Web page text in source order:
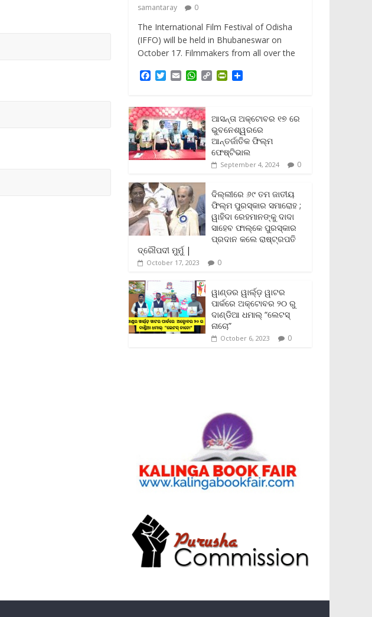
samantaray
0
The International Film Festival of Odisha
(IFFO) will be held in Bhubaneswar on
October 17. Filmmakers from all over the
e
b
o
o
k
T
t
t
e
r
E
i
l
W
t
s
A
p
p
C
L
i
n
k
P
t
F
r
i
e
n
l
y
e
ଆସନ୍ତା ଅକ୍ଟୋବର ୧୭ ରେ
ଭୁବନେଶ୍ୱରରେ
ଆନ୍ତର୍ଜାତିକ ଫିଲ୍ମ
ଫେଷ୍ଟିଭାଲ
September 4, 2024 0
ଦିଲ୍ଲୀରେ ୬୯ ତମ ଜାତୀୟ
ଫିଲ୍ମ ପୁରସ୍କାର ସମାରୋହ ;
ୱାହିଦା ରେହମାନଙ୍କୁ ଦାଦା
ସାହେବ ଫାଲ୍‌କେ ପୁରସ୍କାର
ପ୍ରଦାନ କଲେ ରାଷ୍ଟ୍ରପତି
ଦ୍ରୌପଦୀ ମୁର୍ମୁ |
October 17, 2023 0
ୱାଣ୍ଡର ୱାର୍ଲ୍‌ଡ଼ ୱାଟର
ପାର୍କରେ ଅକ୍ଟୋବର ୨୦ ରୁ
ଦାଣ୍ଡିଆ ଧମାଲ୍ “ଲେଟସ୍
ନାଚୋ”
October 6, 2023 0